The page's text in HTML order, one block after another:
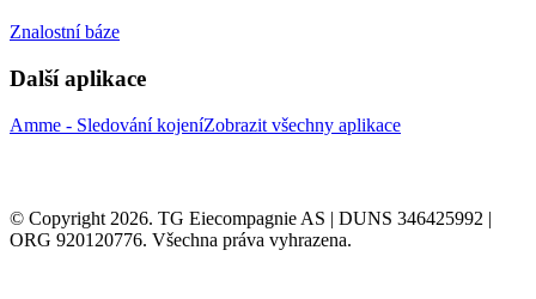
Znalostní báze
Další aplikace
Amme - Sledování kojeníZobrazit všechny aplikace
© Copyright 2026. TG Eiecompagnie AS | DUNS 346425992 |
ORG 920120776. Všechna práva vyhrazena.